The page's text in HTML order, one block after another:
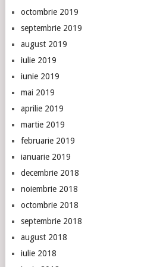
octombrie 2019
septembrie 2019
august 2019
iulie 2019
iunie 2019
mai 2019
aprilie 2019
martie 2019
februarie 2019
ianuarie 2019
decembrie 2018
noiembrie 2018
octombrie 2018
septembrie 2018
august 2018
iulie 2018